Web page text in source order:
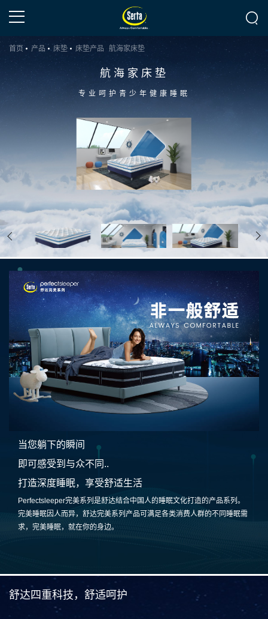
首页 产品 床垫 床垫产品 航海家床垫
航海家床垫
专业呵护青少年健康睡眠
当您躺下的瞬间
即可感受到与众不同..
打造深度睡眠，享受舒适生活
Perfectsleeper完美系列是舒达结合中国人的睡眠文化打造的产品系列。
完美睡眠因人而异，舒达完美系列产品可满足各类消费人群的不同睡眠需
求，完美睡眠，就在你的身边。
舒达四重科技，舒适呵护